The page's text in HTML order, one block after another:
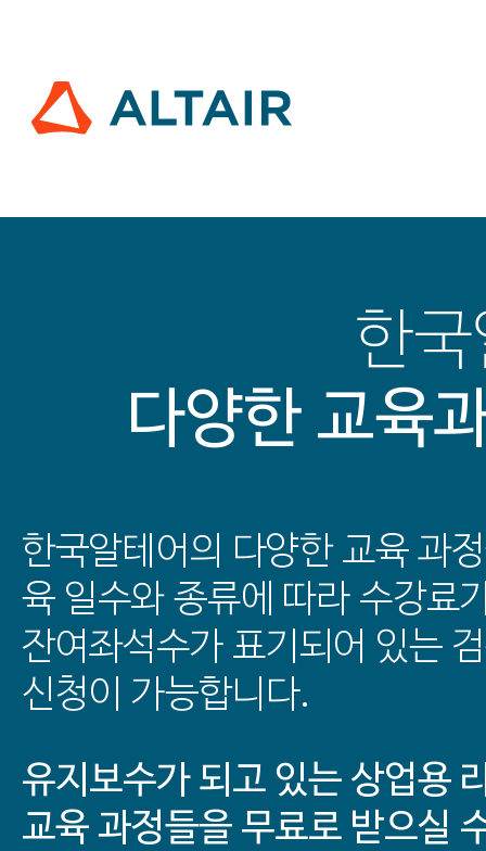
한
다양한 교육
한국알테어의 다양한 교육 과
육 일수와 종류에 따라 수강료
잔여좌석수가 표기되어 있는
신청이 가능합니다.
유지보수가 되고 있는 상업용
교육 과정들을 무료로 받으실